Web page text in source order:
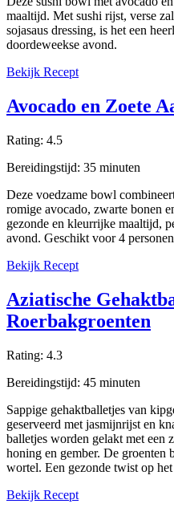
maaltijd. Met sushi rijst, verse
sojasaus dressing, is het een
doordeweekse avond.
Bekijk Recept
Avocado en Zoete
Rating: 4.5
Bereidingstijd: 35 minuten
Deze voedzame bowl
romige avocado, zwarte bonen
gezonde en kleurrijke maaltijd,
avond. Geschikt voor 4
Bekijk Recept
Aziatische
Roerbakgroenten
Rating: 4.3
Bereidingstijd: 45 minuten
Sappige gehaktballetjes van
geserveerd met jasmijnrijst en
balletjes worden gelakt met een
honing en gember. De groenten
wortel. Een gezonde twist op
Bekijk Recept